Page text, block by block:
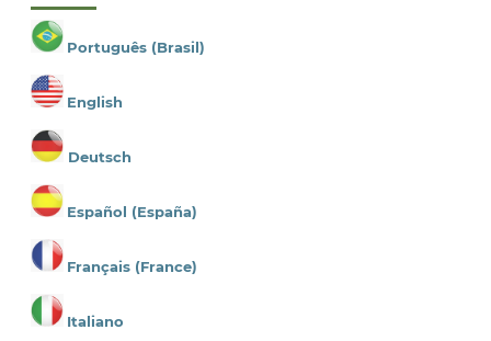
Português (Brasil)
English
Deutsch
Español (España)
Français (France)
Italiano